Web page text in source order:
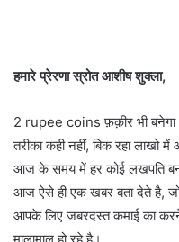
हमारे प्रेरणा स्रोत आशीष शुक्ला,
2 rupee coins फ़क़ीर भी बनेगा
तरीका कही नहीं, बिक रहा लाखो
आज के समय में हर कोई लखपति
आज ऐसे ही एक खबर बता देते है,
आपके लिए जबरदस्त कमाई का